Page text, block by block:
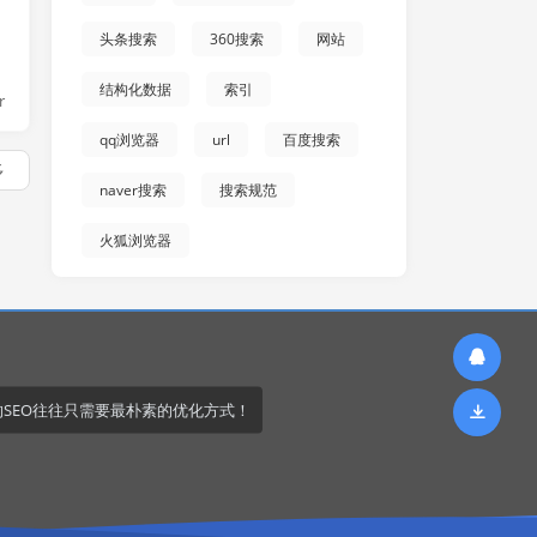
头条搜索 360搜索 网站
结构化数据 索引
qq浏览器 url 百度搜索
naver搜索 搜索规范
火狐浏览器
往往只需要最朴素的优化方式！